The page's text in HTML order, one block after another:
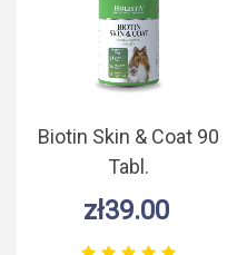
Biotin Skin & Coat 90
Tabl.
zł39.00